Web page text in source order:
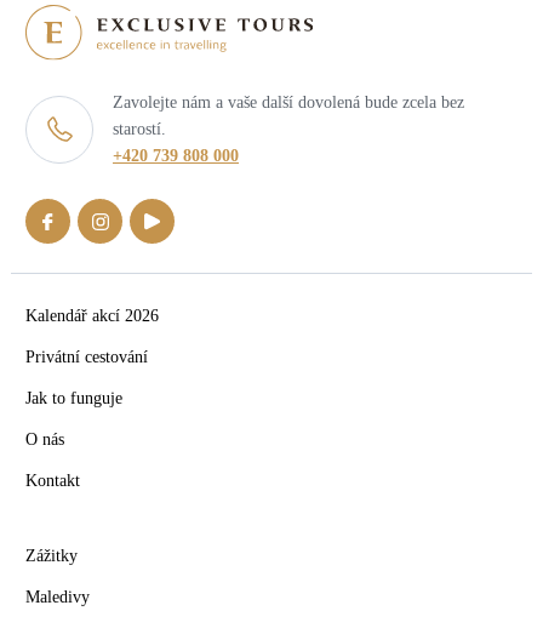
Zavolejte nám a vaše další dovolená bude zcela bez
starostí.
+420 739 808 000
Kalendář akcí 2026
Privátní cestování
Jak to funguje
O nás
Kontakt
Zážitky
Maledivy